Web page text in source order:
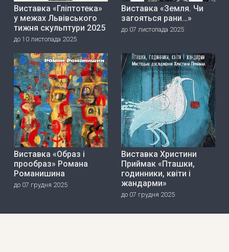
Виставка «Гліптотека»
у межах Львівського
тижня скульптури 2025
до 10 листопада 2025
Виставка «Земля. Чи
загояться рани…»
до 07 листопада 2025
Виставка «Образ і
прообраз» Романа
Романишина
до 07 грудня 2025
Виставка Христини
Приймак «Пташки,
годинники, квіти і
жандарми»
до 07 грудня 2025